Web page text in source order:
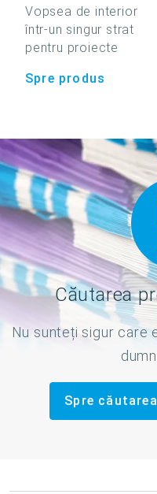
Vopsea de interior
într-un singur strat
pentru proiecte
Spre produs
Căutarea
Nu sunteți sigur care
Spre